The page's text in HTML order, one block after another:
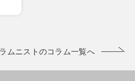
ムニストのコラム一覧へ